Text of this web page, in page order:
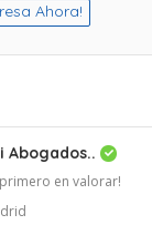
Ahora!
Abogados..
primero en valorar!